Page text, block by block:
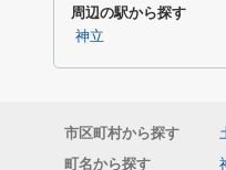
周辺の駅から探す
神立
市区町村から探す
町名から探す